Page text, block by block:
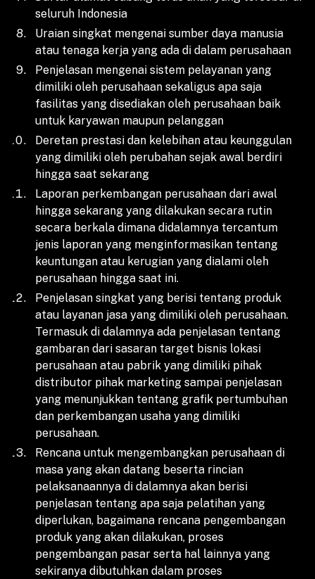
seluruh Indonesia
Uraian singkat mengenai sumber daya manusia
atau tenaga kerja yang ada di dalam perusahaan
Penjelasan mengenai sistem pelayanan yang
dimiliki oleh perusahaan sekaligus apa saja
fasilitas yang disediakan oleh perusahaan baik
untuk karyawan maupun pelanggan
Deretan prestasi dan kelebihan atau keunggulan
yang dimiliki oleh perubahan sejak awal berdiri
hingga saat sekarang
Laporan perkembangan perusahaan dari awal
hingga sekarang yang dilakukan secara rutin
secara berkala dimana didalamnya tercantum
jenis laporan yang menginformasikan tentang
keuntungan atau kerugian yang dialami oleh
perusahaan hingga saat ini.
Penjelasan singkat yang berisi tentang produk
atau layanan jasa yang dimiliki oleh perusahaan.
Termasuk di dalamnya ada penjelasan tentang
gambaran dari sasaran target bisnis lokasi
perusahaan atau pabrik yang dimiliki pihak
distributor pihak marketing sampai penjelasan
yang menunjukkan tentang grafik pertumbuhan
dan perkembangan usaha yang dimiliki
perusahaan.
Rencana untuk mengembangkan perusahaan di
masa yang akan datang beserta rincian
pelaksanaannya di dalamnya akan berisi
penjelasan tentang apa saja pelatihan yang
diperlukan, bagaimana rencana pengembangan
produk yang akan dilakukan, proses
pengembangan pasar serta hal lainnya yang
sekiranya dibutuhkan dalam proses